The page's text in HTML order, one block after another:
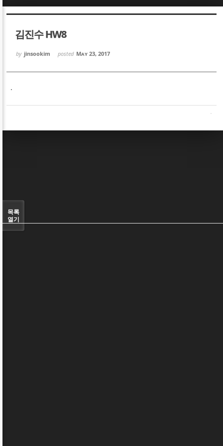
김진수 HW8
by jinsookim posted May 23, 2017
.
목록
열기
Sketchbook5, 스케치북5
Sketchbook5, 스케치북5
Sketchbook5, 스케치북5
Sketchbook5, 스케치북5